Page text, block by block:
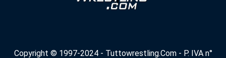
Copyright © 1997-2024 - Tuttowrestling.Com - P. IVA n°